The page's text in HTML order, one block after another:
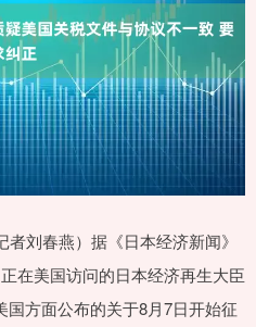
刘春燕）据《日本经济新闻》
在美国访问的日本经济再生大臣
方面公布的关于8月7日开始征